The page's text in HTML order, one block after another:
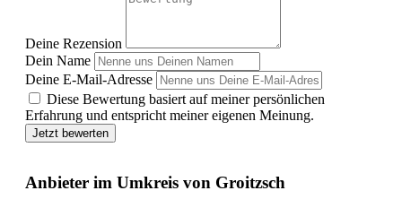
Deine Rezension
Dein Name
Deine E-Mail-Adresse
Diese Bewertung basiert auf meiner persönlichen
Erfahrung und entspricht meiner eigenen Meinung.
Jetzt bewerten
Anbieter im Umkreis von Groitzsch